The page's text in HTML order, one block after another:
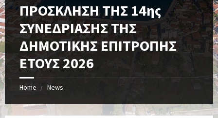
ΠΡΟΣΚΛΗΣΗ ΤΗΣ 14ης
ΣΥΝΕΔΡΙΑΣΗΣ ΤΗΣ
ΔΗΜΟΤΙΚΗΣ ΕΠΙΤΡΟΠΗΣ
ΕΤΟΥΣ 2026
Home News